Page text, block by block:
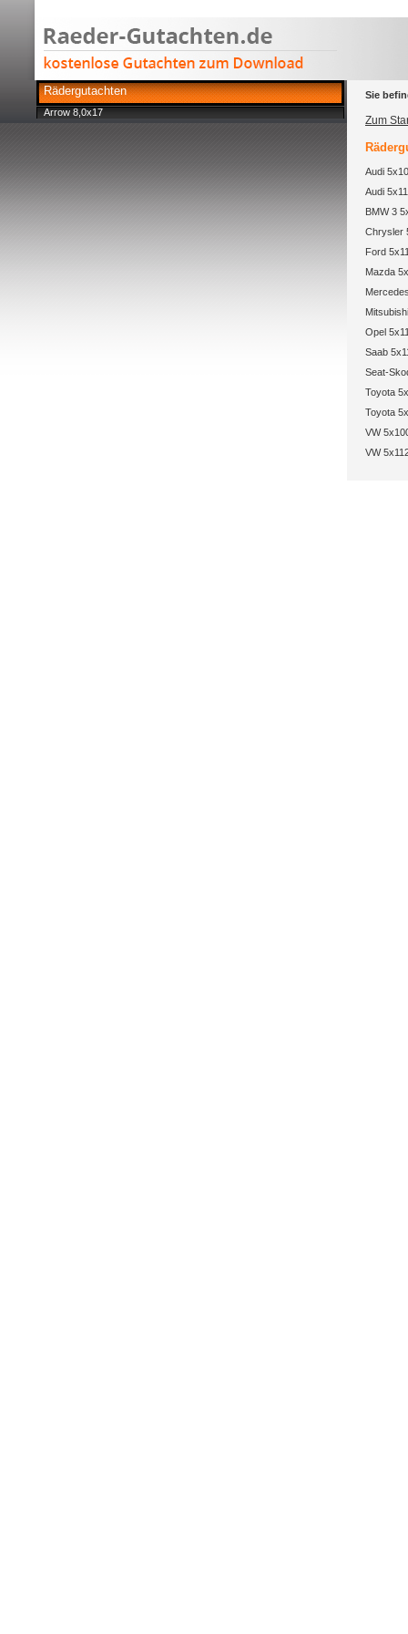
Rädergutachten
Arrow 8,0x17
Sie
Zum
Audi
Audi
BMW 3
Chrysler
Ford
Mazda
Opel
Saab
Seat-
Toyota
Toyota
VW
VW